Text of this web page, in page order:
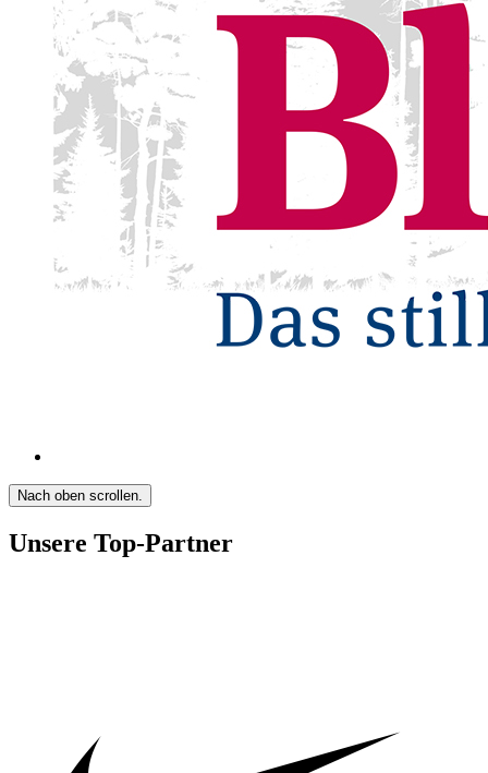
Nach oben scrollen.
Unsere Top-Partner